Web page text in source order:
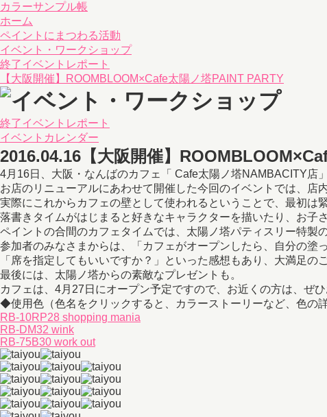
カラーサンプル帳
ホーム
ペイントにまつわる活動
イベント・ワークショップ
終了イベントレポート
【大阪開催】ROOMBLOOM×Cafe太陽ノ塔PAINT PARTY
終了イベントレポート
イベントカレンダー
2016.04.16 【大阪開催】
4月16日、大阪・なんばのカフェ「 Cafe太陽ノ塔NAMBACITY店
お店のリニューアルにあわせて開催した今回のイベントでは、店
実際にこれからカフェの壁として使われるということで、最初は
落書きタイムがはじまると好きなキャラクターを描いたり、お子
ペイントの合間のカフェタイムでは、太陽ノ塔パティスリー特製
参加者のみなさまからは、「カフェがオープンしたら、自分の塗
「席を指定してもいいですか？」といった感想もあり、大満足の
最後には、太陽ノ塔からの素敵なプレゼントも。
カフェは、4月27日にオープン予定ですので、お近くの方は、ぜひ
◆使用色（色名をクリックすると、カラーストーリーなど、色の
RB-10RP28 shopping mania
RB-DM32 wink
RB-75B30 work out